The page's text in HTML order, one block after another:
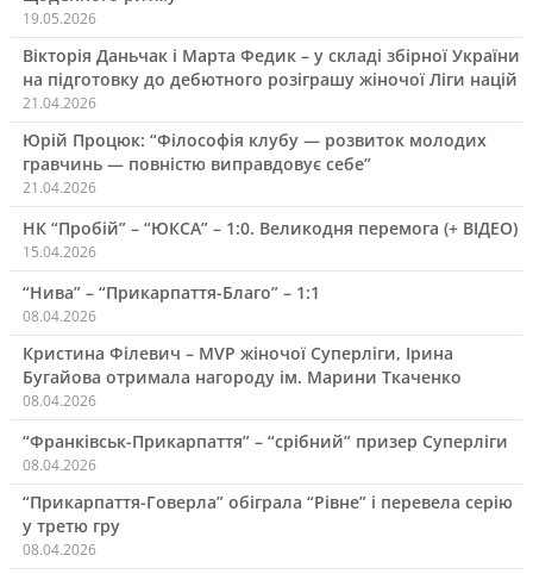
19.05.2026
Вікторія Даньчак і Марта Федик – у складі збірної України
на підготовку до дебютного розіграшу жіночої Ліги націй
21.04.2026
Юрій Процюк: “Філософія клубу — розвиток молодих
гравчинь — повністю виправдовує себе”
21.04.2026
НК “Пробій” – “ЮКСА” – 1:0. Великодня перемога (+ ВІДЕО)
15.04.2026
“Нива” – “Прикарпаття-Благо” – 1:1
08.04.2026
Кристина Філевич – MVP жіночої Суперліги, Ірина
Бугайова отримала нагороду ім. Марини Ткаченко
08.04.2026
“Франківськ-Прикарпаття” – “срібний” призер Суперліги
08.04.2026
“Прикарпаття-Говерла” обіграла “Рівне” і перевела серію
у третю гру
08.04.2026